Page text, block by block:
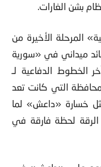
بشن الغارات.
المرحلة الأخيرة من
ميداني في «سورية
الخطوط الدفاعية لـ
التي كانت تعد
خسارة «داعش» لما
لحظة فارقة في